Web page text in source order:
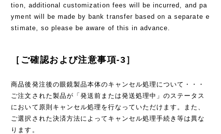
tion, additional customization fees will be incurred, and pa
yment will be made by bank transfer based on a separate e
stimate, so please be aware of this in advance.
［ご確認および注意事項-3］
商品後発注後の眼鏡製品本体のキャンセル処理について・・・
ご注文された製品が「発送前または発送処理中」のステータス
において原則キャンセル処理を行なっていただけます。また、
ご選択された決済方法によってキャンセル処理手続き等は異な
ります。